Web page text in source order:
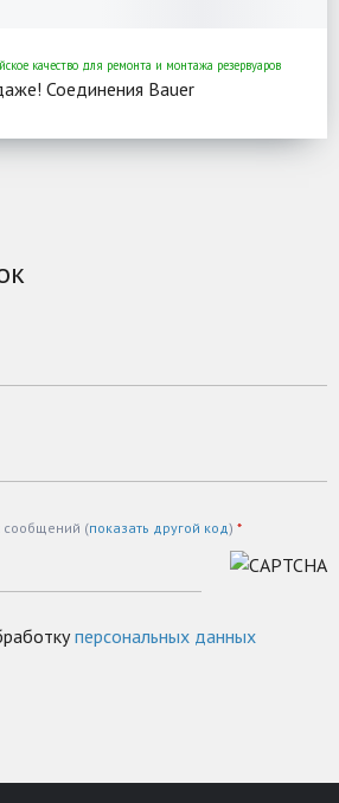
качество для ремонта и монтажа резервуаров
Соединения Bauer
сообщений (показать другой код) *
персональных данных